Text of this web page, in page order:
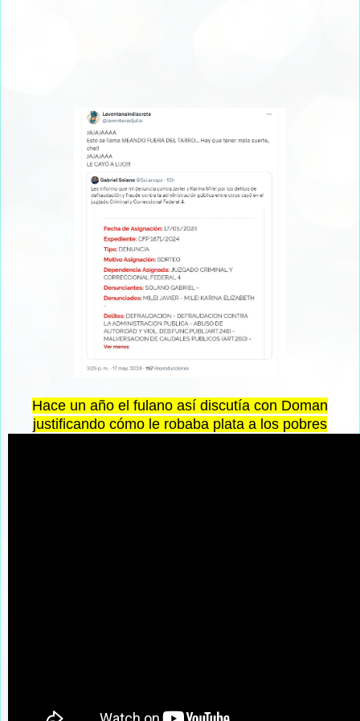
Hace un año el fulano así discutía con Doman
justificando cómo le robaba plata a los pobres